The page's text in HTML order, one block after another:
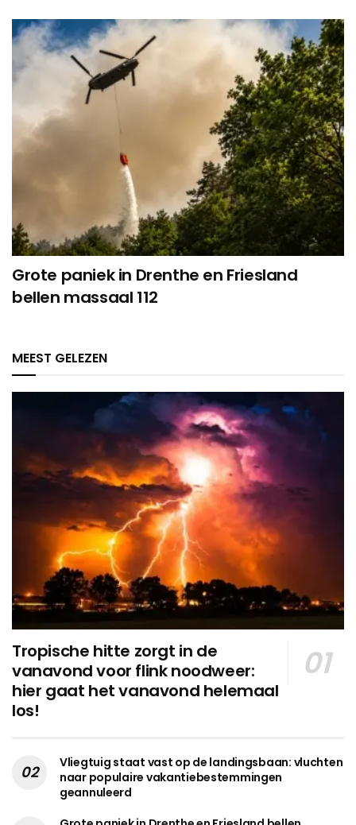
Grote paniek in Drenthe en Friesland
bellen massaal 112
MEEST GELEZEN
Tropische hitte zorgt in de
vanavond voor flink noodweer:
hier gaat het vanavond helemaal
los!
Vliegtuig staat vast op de landingsbaan: vluchten
naar populaire vakantiebestemmingen
geannuleerd